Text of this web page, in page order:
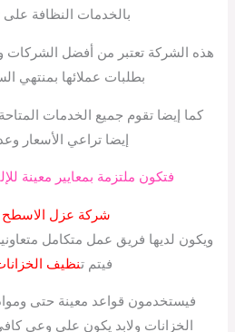
بالخدمات النظافة على
هذه الشركة تعتبر من أفضل الشركات
بطلبات عملائها بمنتهي
كما إيضا تقوم جميع الخدمات
إيضا تراعي الأسعار
فتكون ملتزمة بمعايير معينة
شركة عزل الاسطح
ويكون لديها فريق عمل متكامل
فيتم تنظيف
فيستخدمون قواعد معينة حتى
الخزانات ولابد يكون على وعي